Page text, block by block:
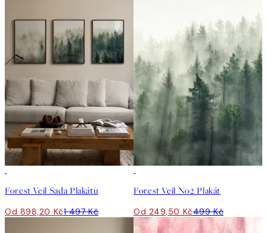
Forest Veil Sada Plakátů
Od 898,20 Kč1 497 Kč
Forest Veil No2 Plakát
Od 249,50 Kč499 Kč